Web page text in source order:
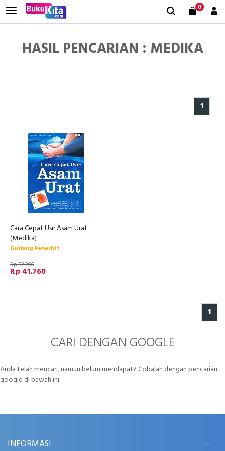
0
HASIL PENCARIAN : MEDIKA
1
Cara Cepat Usir Asam Urat
(Medika)
Gudang Penerbit
Rp 52.200
Rp 41.760
1
CARI DENGAN GOOGLE
Anda telah mencari, namun belum mendapat? Cobalah dengan pencarian
google di bawah ini:
INFORMASI